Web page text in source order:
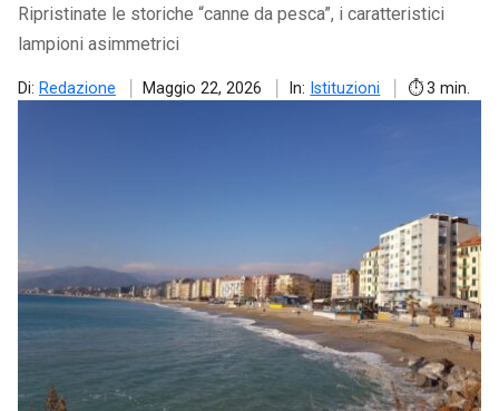
Ripristinate le storiche “canne da pesca”, i caratteristici
lampioni asimmetrici
Di: Redazione Maggio 22, 2026 In: Istituzioni 3 min.